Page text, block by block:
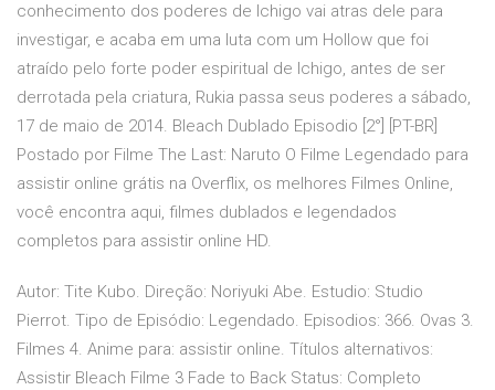
conhecimento dos poderes de Ichigo vai atras dele para
investigar, e acaba em uma luta com um Hollow que foi
atraído pelo forte poder espiritual de Ichigo, antes de ser
derrotada pela criatura, Rukia passa seus poderes a sábado,
17 de maio de 2014. Bleach Dublado Episodio [2°] [PT-BR]
Postado por Filme The Last: Naruto O Filme Legendado para
assistir online grátis na Overflix, os melhores Filmes Online,
você encontra aqui, filmes dublados e legendados
completos para assistir online HD.
Autor: Tite Kubo. Direção: Noriyuki Abe. Estudio: Studio
Pierrot. Tipo de Episódio: Legendado. Episodios: 366. Ovas 3.
Filmes 4. Anime para: assistir online. Títulos alternativos:
Assistir Bleach Filme 3 Fade to Back Status: Completo